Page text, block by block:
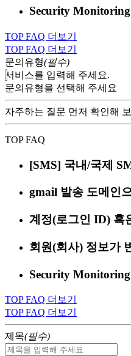
Security
TOP FAQ 더보기
TOP FAQ 더보기
문의유형(필수)
서비스를 입력해 주세요.
문의유형을 선택해 주세요
자주하는 질문 먼저 확인해
TOP FAQ
[SMS] 국내/국제
gmail 발송 도메인
계정(로그인 ID) 혹
회원(회사) 정보가
Security
TOP FAQ 더보기
TOP FAQ 더보기
제목(필수)